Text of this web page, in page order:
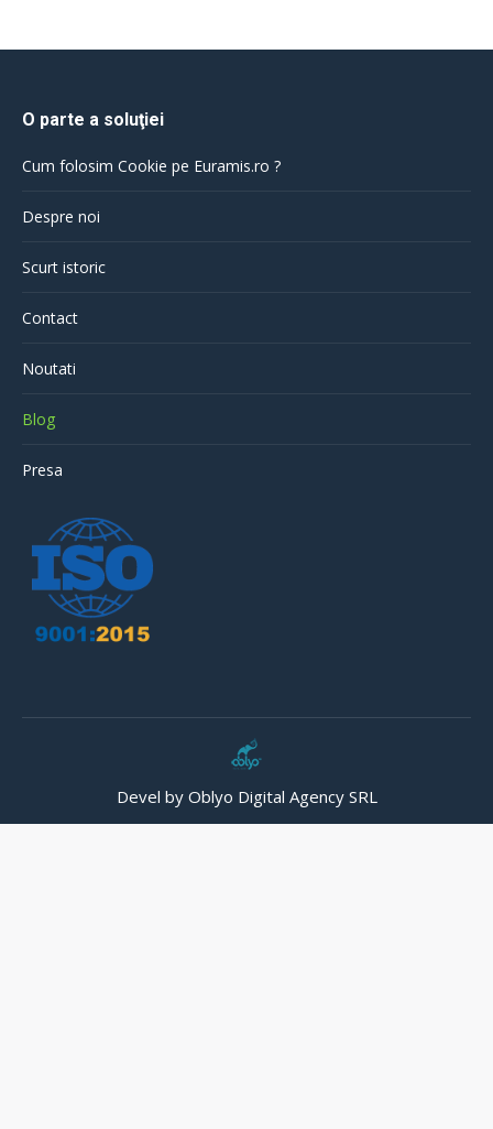
O parte a soluţiei
Cum folosim Cookie pe Euramis.ro ?
Despre noi
Scurt istoric
Contact
Noutati
Blog
Presa
Devel by Oblyo Digital Agency SRL